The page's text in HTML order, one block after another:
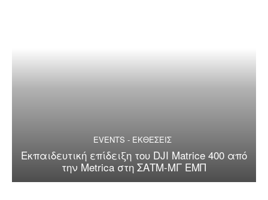
EVENTS - ΕΚΘΕΣΕΙΣ
Εκπαιδευτική επίδειξη του DJI Matrice 400 από
την Metrica στη ΣΑΤΜ-ΜΓ ΕΜΠ